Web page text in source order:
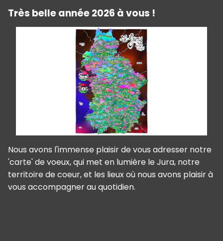
Très belle année 2026 à vous !
Nous avons l'immense plaisir de vous adresser notre
'carte' de voeux, qui met en lumière le Jura, notre
territoire de coeur, et les lieux où nous avons plaisir à
vous accompagner au quotidien.